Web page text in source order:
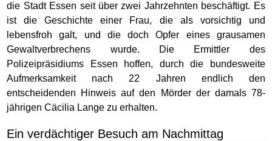
die Stadt Essen seit über zwei Jahrzehnten beschäftigt. Es
ist die Geschichte einer Frau, die als vorsichtig und
lebensfroh galt, und die doch Opfer eines grausamen
Gewaltverbrechens wurde. Die Ermittler des
Polizeipräsidiums Essen hoffen, durch die bundesweite
Aufmerksamkeit nach 22 Jahren endlich den
entscheidenden Hinweis auf den Mörder der damals 78-
jährigen Cäcilia Lange zu erhalten.
Ein verdächtiger Besuch am Nachmittag